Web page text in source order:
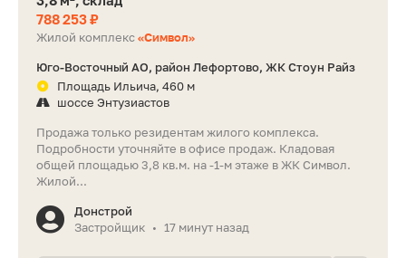
788 253 ₽
Жилой комплекс«Символ»
Юго-Восточный АО, район Лефортово, ЖК Стоун Райз
Площадь Ильича, 460 м
шоссе Энтузиастов
Продажа только резидентам жилого комплекса.
Подробности уточняйте в офисе продаж. Кладовая
общей площадью 3,8 кв.м. на -1-м этаже в ЖК Символ.
Жилой...
Донстрой
Застройщик • 17 минут назад